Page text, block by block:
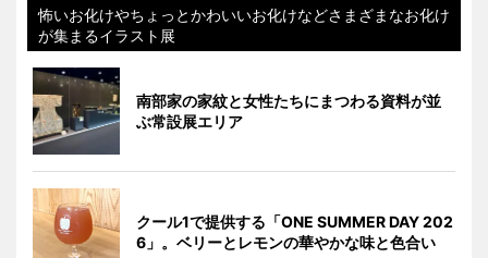
怖いお化けやちょっとかわいいお化けなどさまざまなお化け
が集まるイラスト展
南部家の家紋と女性たちにまつわる資料が並
ぶ常設展エリア
クール1で提供する「ONE SUMMER DAY 202
6」。ベリーとレモンの華やかな味と色合い